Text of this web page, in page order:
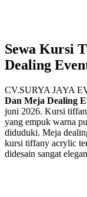
Sewa Kursi
Dealing
CV.SURYA JAYA
Dan Meja Dealing
juni 2026. Kursi
yang empuk warna
diduduki. Meja
kursi tiffany acrylic
didesain sangat